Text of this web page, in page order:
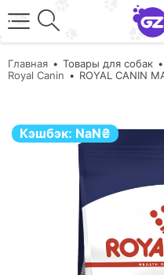
Главная Товары для собак
Royal Canin
ROYAL CANIN
Кэшбэк: NaN₴